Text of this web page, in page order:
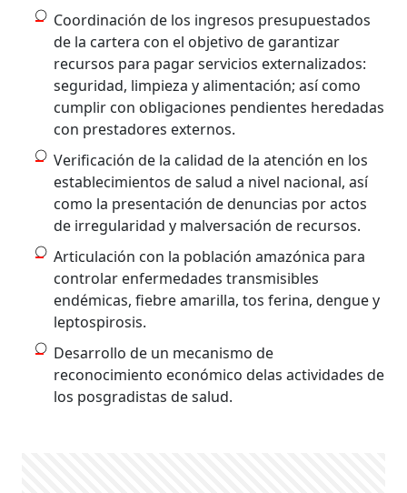
Coordinación de los ingresos presupuestados
de la cartera con el objetivo de garantizar
recursos para pagar servicios externalizados:
seguridad, limpieza y alimentación; así como
cumplir con obligaciones pendientes heredadas
con prestadores externos.
Verificación de la calidad de la atención en los
establecimientos de salud a nivel nacional, así
como la presentación de denuncias por actos
de irregularidad y malversación de recursos.
Articulación con la población amazónica para
controlar enfermedades transmisibles
endémicas, fiebre amarilla, tos ferina, dengue y
leptospirosis.
Desarrollo de un mecanismo de
reconocimiento económico delas actividades de
los posgradistas de salud.